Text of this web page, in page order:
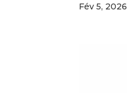
Fév 5, 2026